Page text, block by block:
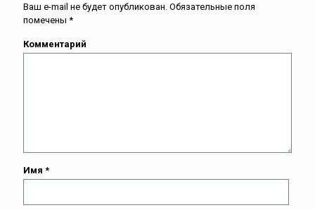
Ваш e-mail не будет опубликован. Обязательные поля
помечены *
Комментарий
Имя *